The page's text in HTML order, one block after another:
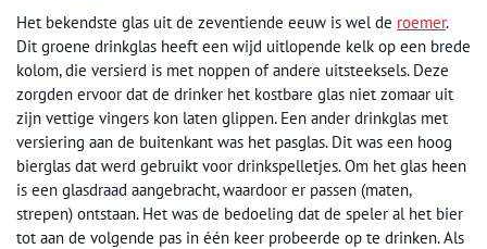
Het bekendste glas uit de zeventiende eeuw is wel de roemer.
Dit groene drinkglas heeft een wijd uitlopende kelk op een brede
kolom, die versierd is met noppen of andere uitsteeksels. Deze
zorgden ervoor dat de drinker het kostbare glas niet zomaar uit
zijn vettige vingers kon laten glippen. Een ander drinkglas met
versiering aan de buitenkant was het pasglas. Dit was een hoog
bierglas dat werd gebruikt voor drinkspelletjes. Om het glas heen
is een glasdraad aangebracht, waardoor er passen (maten,
strepen) ontstaan. Het was de bedoeling dat de speler al het bier
tot aan de volgende pas in één keer probeerde op te drinken. Als